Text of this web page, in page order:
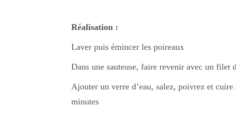
Réalisation :
Laver puis émincer les poireaux
Dans une sauteuse, faire revenir avec un filet
Ajouter un verre d’eau, salez, poivrez et
minutes